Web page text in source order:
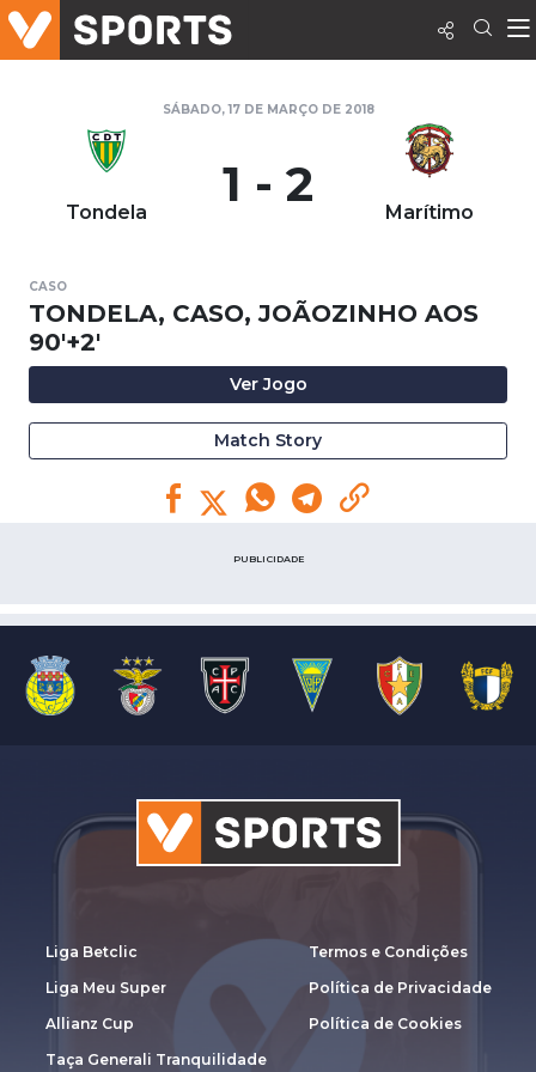
SÁBADO, 17 DE MARÇO DE 2018
Tondela 1 - 2 Marítimo
CASO
TONDELA, CASO, JOÃOZINHO AOS
90'+2'
Ver Jogo
Match Story
PUBLICIDADE
Liga Betclic
Liga Meu Super
Allianz Cup
Taça Generali Tranquilidade
Termos e Condições
Política de Privacidade
Política de Cookies